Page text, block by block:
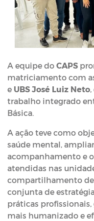
A equipe do CAPS
matriciamento com
e UBS José Luiz Neto
trabalho integrado
Básica.
A ação teve como
saúde mental,
acompanhamento e
atendidas nas
compartilhamento de
conjunta de
práticas
mais humanizado e